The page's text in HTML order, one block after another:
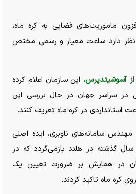
ماموریت‌های فضایی به کره ماه،
نظر دارد ساعت معیار و رسمی مختص
آسوشیتدپرس، این سازمان اعلام کرده
در سراسر جهان در حال بررسی این
استانداردی در کره ماه تعریف کنند.
مهندس سامانه‌های ناوبری، ایده اصلی
گذشته در هلند بازمی‌گردد که در
در همایش بر ضرورت تعیین یک
کره ماه تاکید کردند.